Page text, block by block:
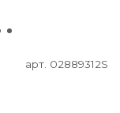
арт. 02889312S